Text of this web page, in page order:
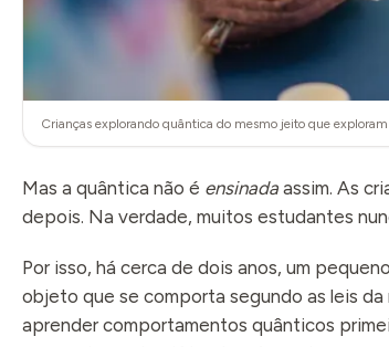
Crianças explorando quântica do mesmo jeito que
Mas a quântica não é ensinada assim. As
depois. Na verdade, muitos estudantes
Por isso, há cerca de dois anos, um
objeto que se comporta segundo as leis
aprender comportamentos quânticos